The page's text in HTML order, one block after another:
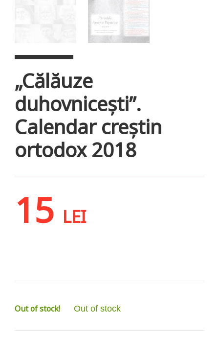
„Călăuze
duhovnicești”.
Calendar creștin
ortodox 2018
15 LEI
Out of stock! Out of stock